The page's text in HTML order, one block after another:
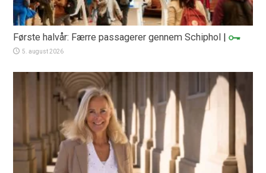
Første halvår: Færre passagerer gennem Schiphol |
5. august 2026